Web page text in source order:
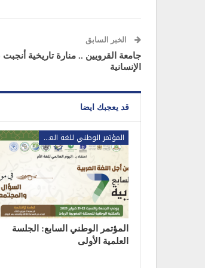
الخبر السابق
جامعة القرويين .. منارة تاريخية
الإنسانية
قد يعجبك ايضا
المؤتمر الوطني للغة العربية
المؤتمر الوطني السابع: الجلسة
العلمية الأولى